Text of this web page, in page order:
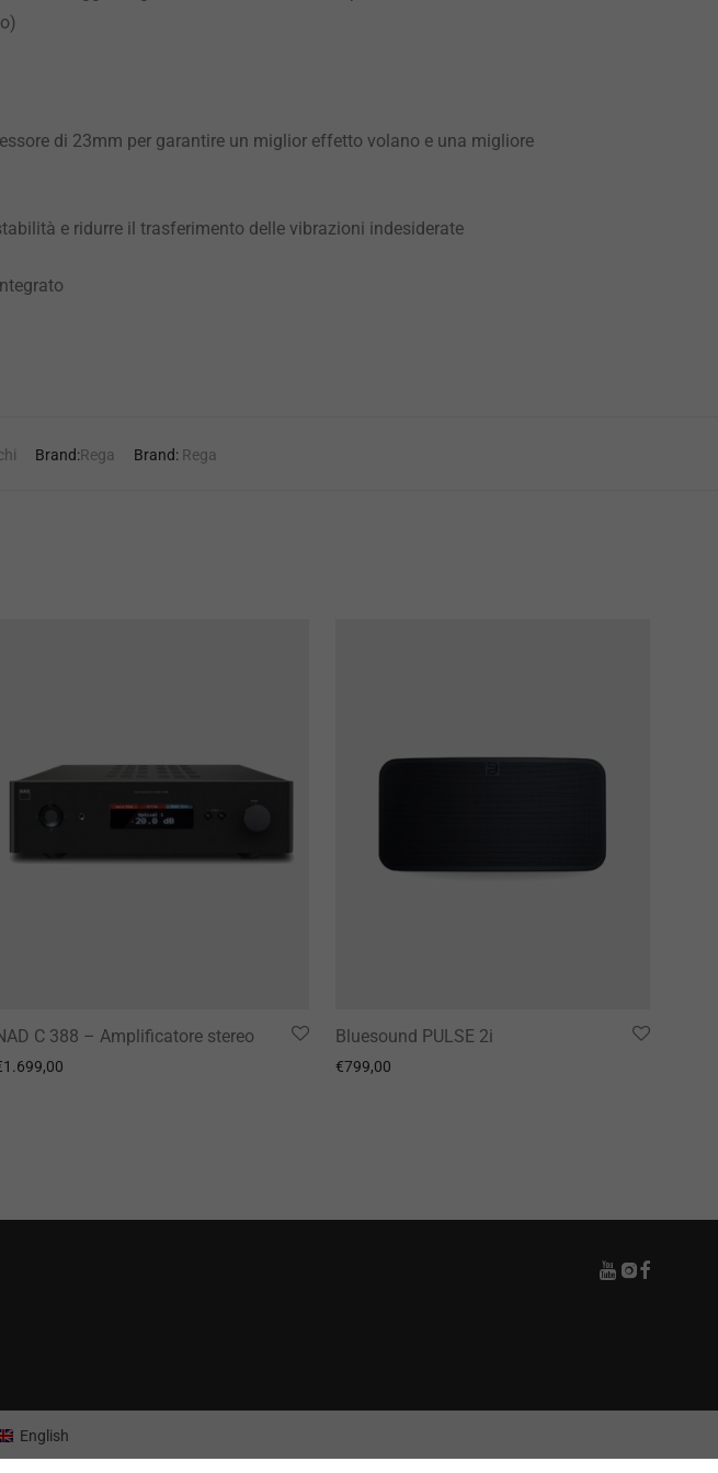
di 23mm per garantire un miglior effetto volano e una migliore
e ridurre il trasferimento delle vibrazioni indesiderate
Brand:Rega Brand: Rega
C 388 – Amplificatore stereo
1.699,00
Bluesound PULSE 2i
€799,00
English